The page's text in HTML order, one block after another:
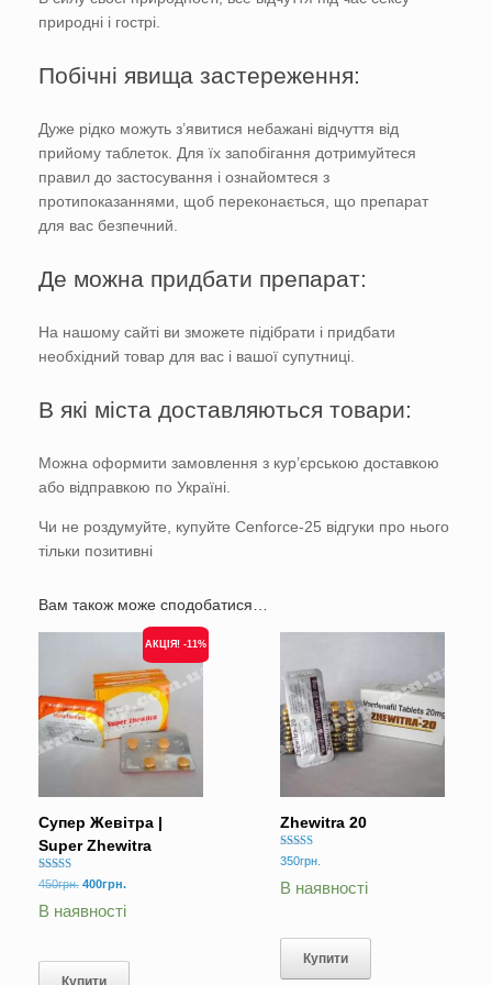
природні і гострі.
Побічні явища застереження:
Дуже рідко можуть з’явитися небажані відчуття від
прийому таблеток. Для їх запобігання дотримуйтеся
правил до застосування і ознайомтеся з
протипоказаннями, щоб переконається, що препарат
для вас безпечний.
Де можна придбати препарат:
На нашому сайті ви зможете підібрати і придбати
необхідний товар для вас і вашої супутниці.
В які міста доставляються товари:
Можна оформити замовлення з кур’єрською доставкою
або відправкою по Україні.
Чи не роздумуйте, купуйте Cenforce-25 відгуки про нього
тільки позитивні
Вам також може сподобатися…
АКЦІЯ! -11%
Супер Жевітра |
Super Zhewitra
Оцінено в
з 5
450грн. Оригінальна
450грн..
400грн.
400грн..
В наявності
Zhewitra 20
Оцінено в
з 5
350грн.
В наявності
Купити